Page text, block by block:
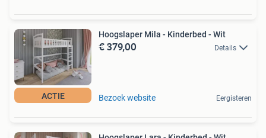
ACTIE
Hoogslaper Mila - Kinderbed - Wit
€ 379,00 Details
Bezoek website Eergisteren